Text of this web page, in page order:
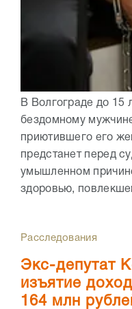
В Волгограде до 15
бездомному
приютившего его
предстанет перед
умышленном
здоровью,
Расследования
Экс-депутат
изъятие
164 млн